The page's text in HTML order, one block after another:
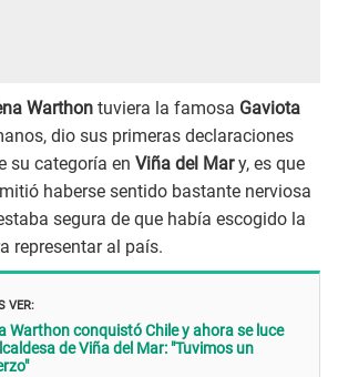
Warthon tuviera la famosa Gaviota
dio sus primeras declaraciones
su categoría en Viña del Mary, es que
haberse sentido bastante nerviosa
segura de que había escogido la
representar al país.
VER:
Warthon conquistó Chile y ahora se luce
de Viña del Mar: "Tuvimos un